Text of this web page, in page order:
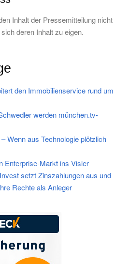
Inhalt der Pressemitteilung nicht
deren Inhalt zu eigen.
den Immobilienservice rund um
werden münchen.tv-
Wenn aus Technologie plötzlich
Enterprise-Markt ins Visier
setzt Zinszahlungen aus und
Rechte als Anleger